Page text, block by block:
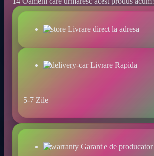
Livrare direct la adresa
Livrare Rapida
5-7 Zile
Garantie de producator